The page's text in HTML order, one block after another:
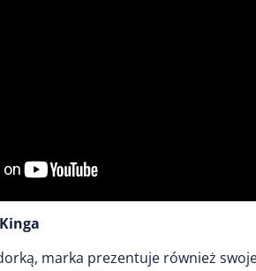
marka prezentuje również